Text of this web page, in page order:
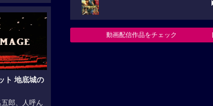
ト 地底城の
郎、人呼ん
動画配信作品をチェック